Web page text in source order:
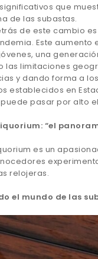
que
de las subastas.
de este cambio
Este aumento
una
las limitaciones
y dando forma a
establecidos en
pasar por alto
“el
es un
relojeras.
el mundo de las